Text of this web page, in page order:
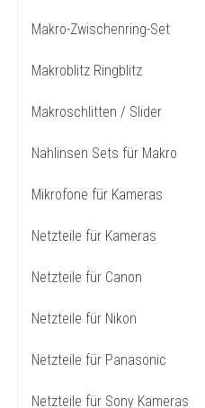
Makro-Zwischenring-Set
Makroblitz Ringblitz
Makroschlitten / Slider
Nahlinsen Sets für Makro
Mikrofone für Kameras
Netzteile für Kameras
Netzteile für Canon
Netzteile für Nikon
Netzteile für Panasonic
Netzteile für Sony Kameras